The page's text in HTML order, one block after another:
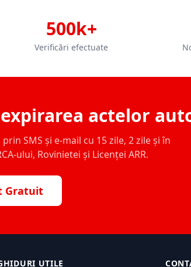
500k+
Verificări efectuate
actelor
SMS și e-mail cu 15 zile, 2 zile și în
ului, Rovinietei și Licenței ARR.
Gratuit
UTILE